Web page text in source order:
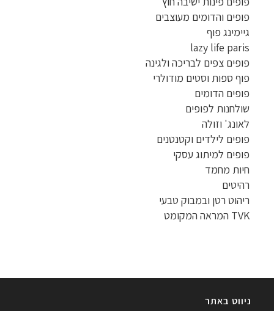
פופים והדומים מעוצבים
גיימינג פוף
lazy life paris
פופים צפים לבריכה ולגינה
פוף ספות וסטים מודולרי
פופים הדומים
שולחנות לפופים
לאונג' וזולה
פופים לילדים וקטנטנים
פופים למיתוג עסקי
חיות מחמד
רהיטים
ריהוט רטן ובמבוק טבעי
TVK המראה המקומט
ניווט באתר